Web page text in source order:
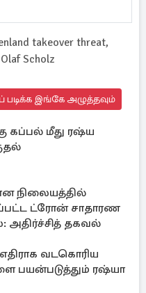
takeover threat,
Scholz
இங்கே அழுத்தவும்
கப்பல் மீது ரஷ்ய
நிலையத்தில்
ட்ரோன் சாதாரண
தகவல்
வடகொரிய
பயன்படுத்தும் ரஷ்யா